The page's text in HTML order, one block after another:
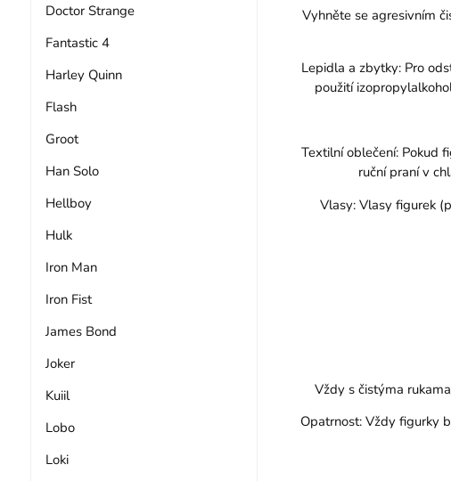
Doctor Strange
Fantastic 4
Harley Quinn
Flash
Groot
Han Solo
Hellboy
Hulk
Iron Man
Iron Fist
James Bond
Joker
Kuiil
Lobo
Loki
Vyhněte se agresivním
Lepidla a zbytky: Pro
použití
Textilní oblečení: Pokud
ruční praní v
Vlasy: Vlasy figurek
Vždy s čistýma
Opatrnost: Vždy figurky